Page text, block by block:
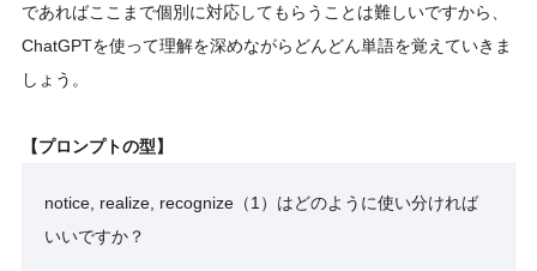
であればここまで個別に対応してもらうことは難しいですから、
ChatGPTを使って理解を深めながらどんどん単語を覚えていきま
しょう。
【プロンプトの型】
notice, realize, recognize（1）はどのように使い分ければ
いいですか？